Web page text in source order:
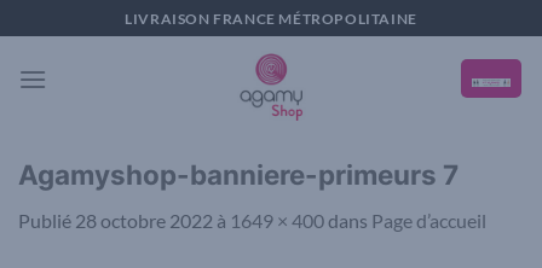
au
contenu
LIVRAISON FRANCE MÉTROPOLITAINE
Agamyshop-banniere-primeurs 7
Publié 28 octobre 2022 à 1649 × 400 dans Page d’accueil